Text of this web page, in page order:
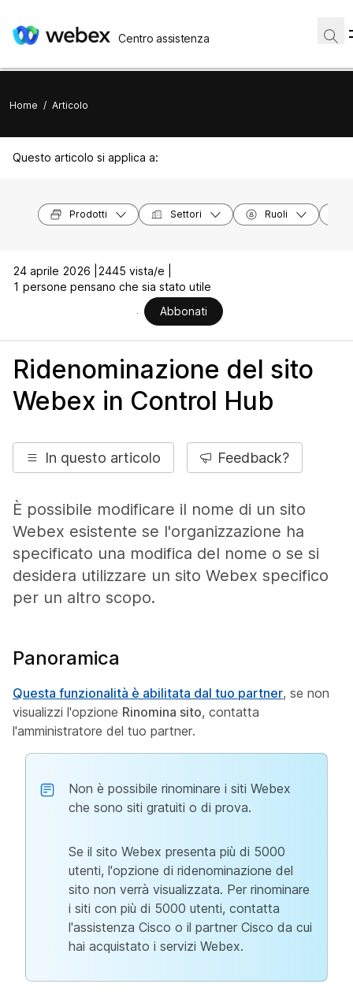
Centro assistenza
Home / Articolo
Questo articolo si applica a:
Prodotti Settori Ruoli
24 aprile 2026 |
2445 vista/e |
1 persone pensano che sia stato utile
Abbonati
Ridenominazione del sito
Webex in Control Hub
In questo articolo Feedback?
È possibile modificare il nome di un sito
Webex esistente se l'organizzazione ha
specificato una modifica del nome o se si
desidera utilizzare un sito Webex specifico
per un altro scopo.
Panoramica
Questa funzionalità è abilitata dal tuo partner, se non
visualizzi l'opzione Rinomina sito, contatta
l'amministratore del tuo partner.
Non è possibile rinominare i siti Webex
che sono siti gratuiti o di prova.
Se il sito Webex presenta più di 5000
utenti, l'opzione di ridenominazione del
sito non verrà visualizzata. Per rinominare
i siti con più di 5000 utenti, contatta
l'assistenza Cisco o il partner Cisco da cui
hai acquistato i servizi Webex.